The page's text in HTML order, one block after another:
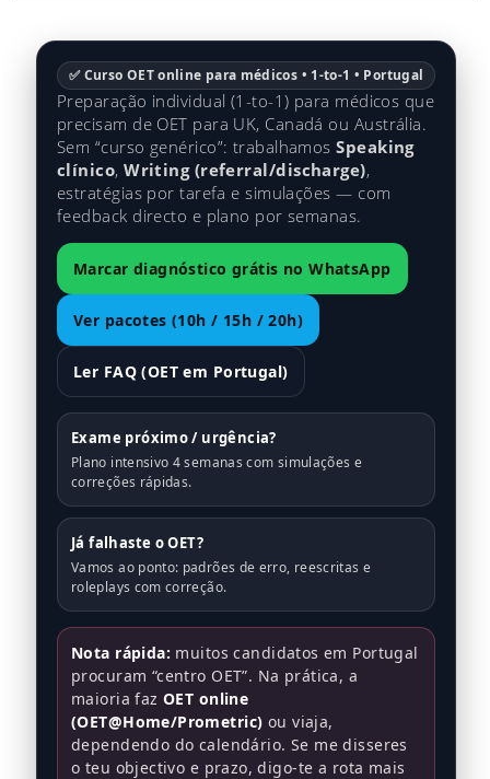
✅ Curso OET online para médicos • 1-to-1 • Portugal
Preparação individual (1-to-1) para médicos que
precisam de OET para UK, Canadá ou Austrália.
Sem “curso genérico”: trabalhamosSpeaking
clínico,Writing (referral/discharge),
estratégias por tarefa e simulações — com
feedback directo e plano por semanas.
Marcar diagnóstico grátis no WhatsApp
Ver pacotes (10h / 15h / 20h)
Ler FAQ (OET em Portugal)
Exame próximo / urgência?
Plano intensivo 4 semanas com simulações e
correções rápidas.
Já falhaste o OET?
Vamos ao ponto: padrões de erro, reescritas e
roleplays com correção.
Nota rápida: muitos candidatos em Portugal
procuram “centro OET”. Na prática, a
maioria fazOET online
(OET@Home/Prometric) ou viaja,
dependendo do calendário. Se me disseres
o teu objectivo e prazo, digo-te a rota mais